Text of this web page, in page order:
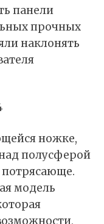
панели
прочных
наклонять
ножке,
полусферой
потрясающе.
модель